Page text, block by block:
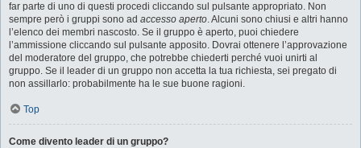
far parte di uno di questi procedi cliccando sul pulsante appropriato. Non
sempre però i gruppi sono ad accesso aperto. Alcuni sono chiusi e altri hanno
l’elenco dei membri nascosto. Se il gruppo è aperto, puoi chiedere
l’ammissione cliccando sul pulsante apposito. Dovrai ottenere l’approvazione
del moderatore del gruppo, che potrebbe chiederti perché vuoi unirti al
gruppo. Se il leader di un gruppo non accetta la tua richiesta, sei pregato di
non assillarlo: probabilmente ha le sue buone ragioni.
Top
Come divento leader di un gruppo?